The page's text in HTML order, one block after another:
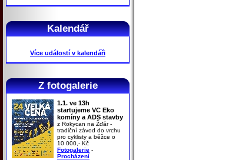
Kalendář
Více událostí v kalendáři
Z fotogalerie
1.1. ve 13h
startujeme VC Eko
komíny a ADS stavby
z Rokycan na Žďár -
tradiční závod do vrchu
pro cyklisty a běžce o
10 000,- Kč
Fotogalerie -
Procházení